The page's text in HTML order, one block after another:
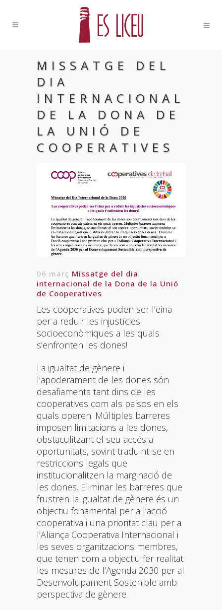
MISSATGE DEL
DIA
INTERNACIONAL
DE LA DONA DE
LA UNIÓ DE
COOPERATIVES
06 març Missatge del dia
internacional de la Dona de la Unió
de Cooperatives
Les cooperatives poden ser l’eina
per a reduir les injustícies
socioeconòmiques a les quals
s’enfronten les dones!
La igualtat de gènere i
l’apoderament de les dones són
desafiaments tant dins de les
cooperatives com als països en els
quals operen. Múltiples barreres
imposen limitacions a les dones,
obstaculitzant el seu accés a
oportunitats, sovint traduint-se en
restriccions legals que
institucionalitzen la marginació de
les dones. Eliminar les barreres que
frustren la igualtat de gènere és un
objectiu fonamental per a l’acció
cooperativa i una prioritat clau per a
l’Aliança Cooperativa Internacional i
les seves organitzacions membres,
que tenen com a objectiu fer realitat
les mesures de l’Agenda 2030 per al
Desenvolupament Sostenible amb
perspectiva de gènere.